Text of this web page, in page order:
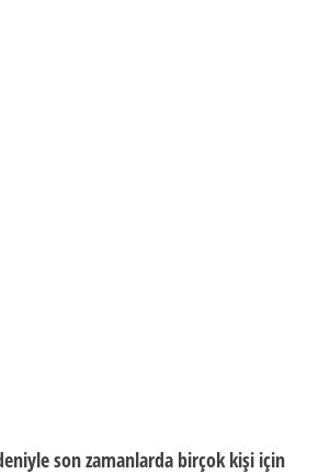
son zamanlarda birçok kişi için